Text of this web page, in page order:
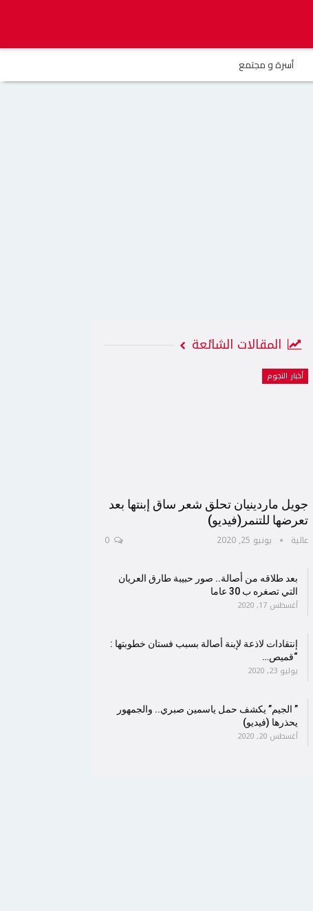
أسرة و مجتمع
المقالات الشائعة
أخبار النجوم
جويل ماردينيان تحلق شعر ساق إبنتها بعد
تعرضها للتنمر(فيديو)
عالية يونيو 25, 2020
بعد طلاقه من أصالة.. صور حبيبة طارق العريان
التي تصغره ب 30 عاما
أغسطس 17, 2020
إنتقادات لاذعة لإبنة أصالة بسبب فستان خطوبتها :
“قميص…
يوليو 23, 2020
” الجيم” يكشف حمل ياسمين صبري.. والجمهور
يحذرها (فيديو)
أغسطس 20, 2020